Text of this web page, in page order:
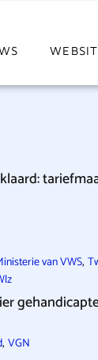
van VWS,
, VGN